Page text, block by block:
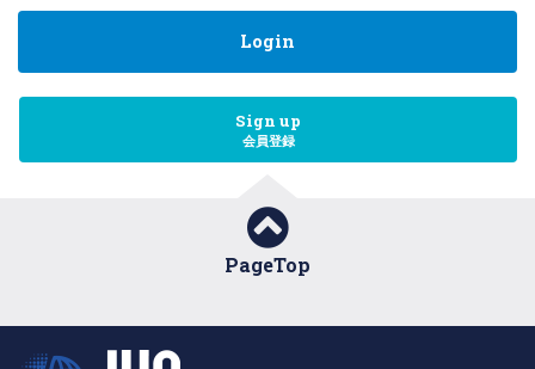
Login
Sign up
会員登録
PageTop